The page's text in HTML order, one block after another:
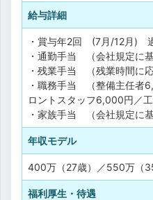
給与詳細
・賞与年2回 (7月/12月)
・通勤手当 （会社規定に基
・残業手当 （残業時間に応
・職務手当 （整備主任者
ロントスタッフ6,000円／
・家族手当 （会社規定に基
年収モデル
400万（27歳）／550万（
福利厚生・待遇